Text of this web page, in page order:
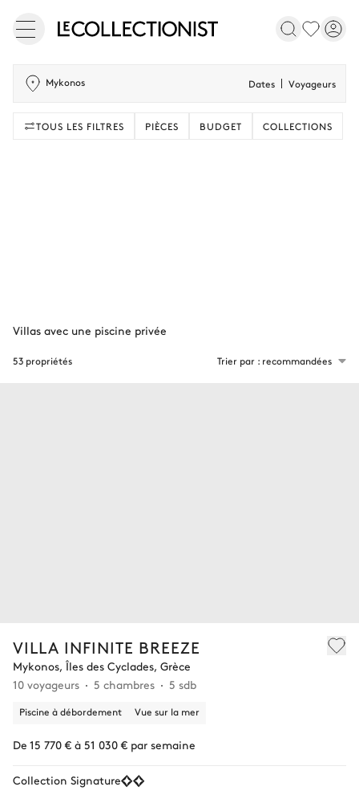
Mykonos Dates Voyageurs
TOUS LES FILTRES PIÈCES BUDGET COLLECTIONS
VILLA INFINITE BREEZE
Mykonos, Îles des Cyclades, Grèce
10 voyageurs
5 chambres 5 sdb
Piscine à débordement Vue sur la mer
De 15 770 € à 51 030 € par semaine
Collection Signature
53 propriétés Trier par : recommandées
Villas avec une piscine privée